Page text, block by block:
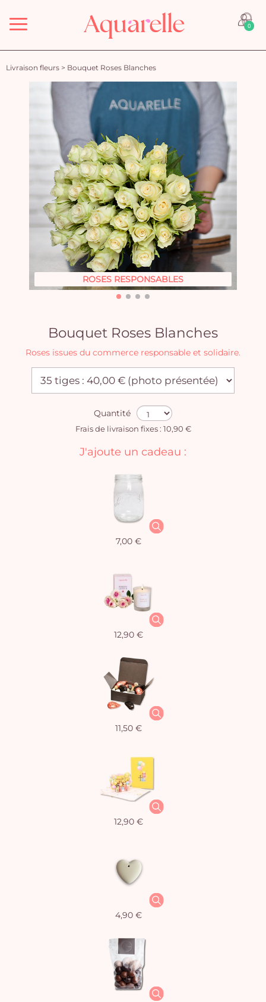
Menu 0
Livraison fleurs > Bouquet Roses Blanches
ROSES RESPONSABLES
Bouquet Roses Blanches
Roses issues du commerce responsable et solidaire.
Quantité
Frais de livraison fixes : 10,90 €
J'ajoute un cadeau :
7,00 €
12,90 €
11,50 €
12,90 €
4,90 €